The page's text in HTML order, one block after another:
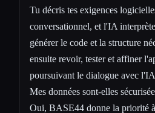
Tu décris tes exigences
conversationnel, et l'IA
générer le code et la structure
ensuite revoir, tester et affiner
poursuivant le dialogue avec
Mes données sont-elles
Oui, BASE44 donne la priorité